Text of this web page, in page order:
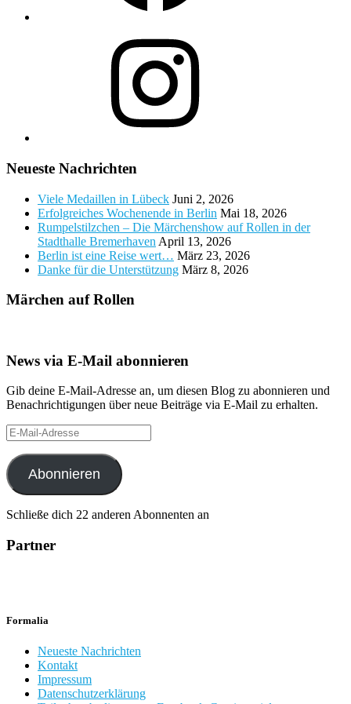
Neueste Nachrichten
Viele Medaillen in Lübeck Juni 2, 2026
Erfolgreiches Wochenende in Berlin Mai 18, 2026
Rumpelstilzchen – Die Märchenshow auf Rollen in der
Stadthalle Bremerhaven April 13, 2026
Berlin ist eine Reise wert… März 23, 2026
Danke für die Unterstützung März 8, 2026
Märchen auf Rollen
News via E-Mail abonnieren
Gib deine E-Mail-Adresse an, um diesen Blog zu abonnieren und
Benachrichtigungen über neue Beiträge via E-Mail zu erhalten.
E-
Mail-
Adresse
Abonnieren
Schließe dich 22 anderen Abonnenten an
Partner
Formalia
Neueste Nachrichten
Kontakt
Impressum
Datenschutzerklärung